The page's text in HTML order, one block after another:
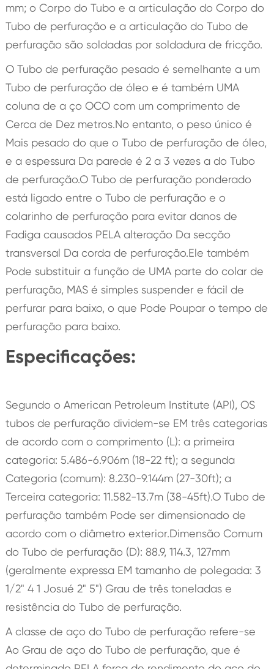
mm; o Corpo do Tubo e a articulação do Corpo do
Tubo de perfuração e a articulação do Tubo de
perfuração são soldadas por soldadura de fricção.
O Tubo de perfuração pesado é semelhante a um
Tubo de perfuração de óleo e é também UMA
coluna de a ço OCO com um comprimento de
Cerca de Dez metros.No entanto, o peso único é
Mais pesado do que o Tubo de perfuração de óleo,
e a espessura Da parede é 2 a 3 vezes a do Tubo
de perfuração.O Tubo de perfuração ponderado
está ligado entre o Tubo de perfuração e o
colarinho de perfuração para evitar danos de
Fadiga causados PELA alteração Da secção
transversal Da corda de perfuração.Ele também
Pode substituir a função de UMA parte do colar de
perfuração, MAS é simples suspender e fácil de
perfurar para baixo, o que Pode Poupar o tempo de
perfuração para baixo.
Especificações:
Segundo o American Petroleum Institute (API), OS
tubos de perfuração dividem-se EM três categorias
de acordo com o comprimento (L): a primeira
categoria: 5.486-6.906m (18-22 ft); a segunda
Categoria (comum): 8.230-9.144m (27-30ft); a
Terceira categoria: 11.582-13.7m (38-45ft).O Tubo de
perfuração também Pode ser dimensionado de
acordo com o diâmetro exterior.Dimensão Comum
do Tubo de perfuração (D): 88.9, 114.3, 127mm
(geralmente expressa EM tamanho de polegada: 3
1/2" 4 1 Josué 2" 5") Grau de três toneladas e
resistência do Tubo de perfuração.
A classe de aço do Tubo de perfuração refere-se
Ao Grau de aço do Tubo de perfuração, que é